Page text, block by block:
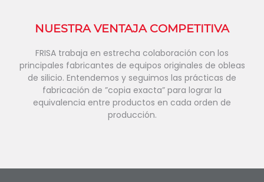
NUESTRA VENTAJA COMPETITIVA
FRISA trabaja en estrecha colaboración con los
principales fabricantes de equipos originales de obleas
de silicio. Entendemos y seguimos las prácticas de
fabricación de ”copia exacta” para lograr la
equivalencia entre productos en cada orden de
producción.